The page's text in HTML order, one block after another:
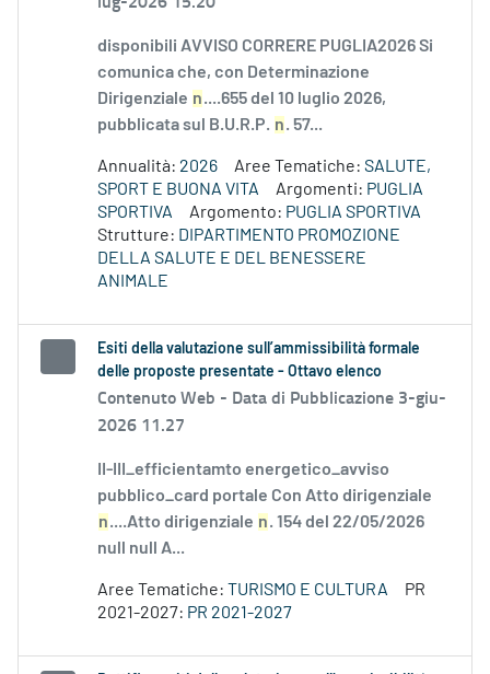
disponibili AVVISO CORRERE PUGLIA2026 Si
comunica che, con Determinazione
Dirigenziale n....655 del 10 luglio 2026,
pubblicata sul B.U.R.P. n. 57...
Annualità: 2026 Aree Tematiche: SALUTE,
SPORT E BUONA VITA
Argomenti: PUGLIA
SPORTIVA
Argomento: PUGLIA SPORTIVA
Strutture: DIPARTIMENTO PROMOZIONE
DELLA SALUTE E DEL BENESSERE
ANIMALE
Esiti della valutazione sull’ammissibilità formale
delle proposte presentate - Ottavo elenco
Contenuto Web - Data di Pubblicazione 3-giu-
2026 11.27
II-III_efficientamto energetico_avviso
pubblico_card portale Con Atto dirigenziale
n....Atto dirigenziale n. 154 del 22/05/2026
null null A...
Aree Tematiche: TURISMO E CULTURA
PR
2021-2027: PR 2021-2027